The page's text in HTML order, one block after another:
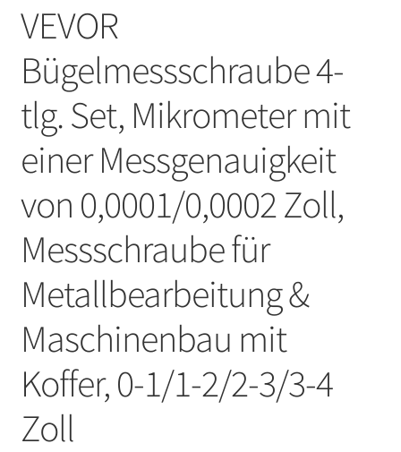
VEVOR
Bügelmessschraube 4-
tlg. Set, Mikrometer mit
einer Messgenauigkeit
von 0,0001/0,0002 Zoll,
Messschraube für
Metallbearbeitung &
Maschinenbau mit
Koffer, 0-1/1-2/2-3/3-4
Zoll